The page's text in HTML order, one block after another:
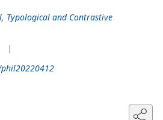
Typological and Contrastive